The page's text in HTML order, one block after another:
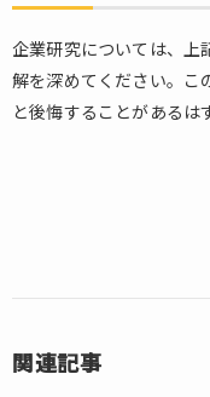
企業研究については、上
解を深めてください。こ
と後悔することがあるは
関連記事